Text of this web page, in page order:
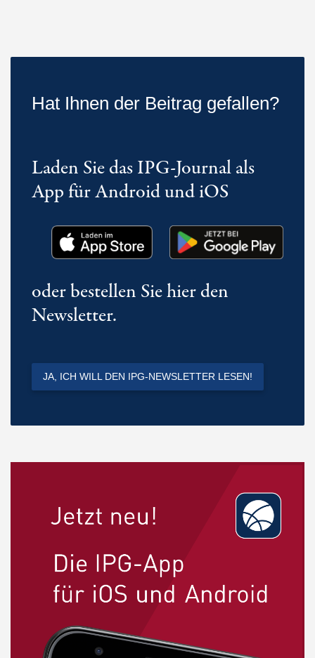
Hat Ihnen der Beitrag gefallen?
Laden Sie das IPG-Journal als
App für Android und iOS
oder bestellen Sie hier den
Newsletter.
JA, ICH WILL DEN IPG-NEWSLETTER LESEN!